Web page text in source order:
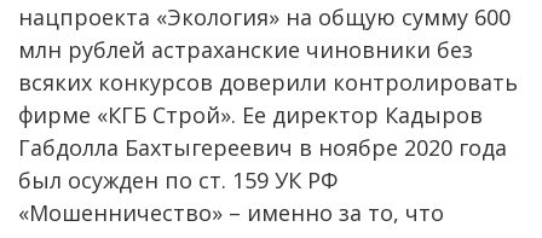
нацпроекта «Экология» на общую сумму 600
млн рублей астраханские чиновники без
всяких конкурсов доверили контролировать
фирме «КГБ Строй». Ее директор Кадыров
Габдолла Бахтыгереевич в ноябре 2020 года
был осужден по ст. 159 УК РФ
«Мошенничество» – именно за то, что